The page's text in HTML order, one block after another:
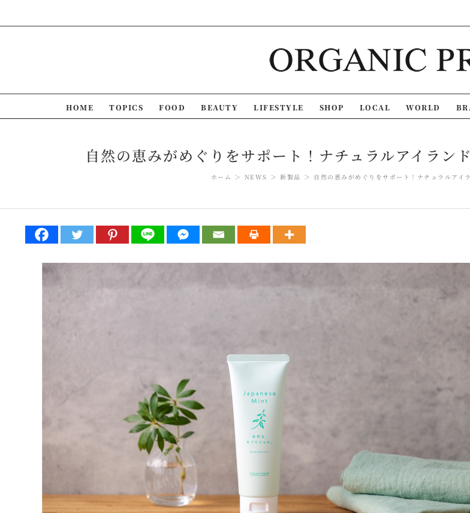
to
HOME TOPICS FOOD BEAUTY LIFESTYLE SHOP LOCAL WORLD
自然の恵みがめぐりをサポート！ナチュラルアイラン
ホーム NEWS 新製品 自然の恵みがめぐりをサポート！ナチュラルアイ